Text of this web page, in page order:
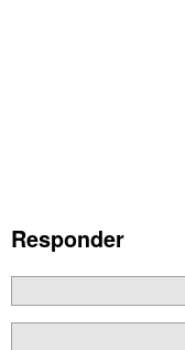
Responder